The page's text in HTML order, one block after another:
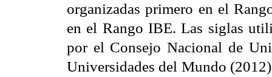
organizadas primero en el
en el Rango IBE. Las siglas
por el Consejo Nacional de
Universidades del Mundo